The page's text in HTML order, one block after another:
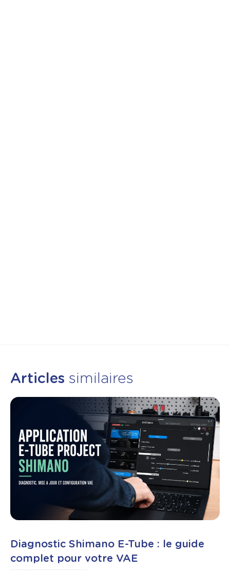
Articles similaires
Diagnostic Shimano E-Tube : le guide
complet pour votre VAE